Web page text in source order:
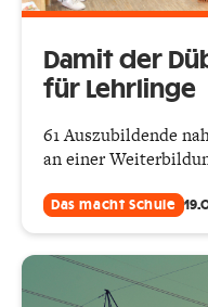
Damit der
für Lehrlinge
61 Auszubildende
an einer
Das macht Schule